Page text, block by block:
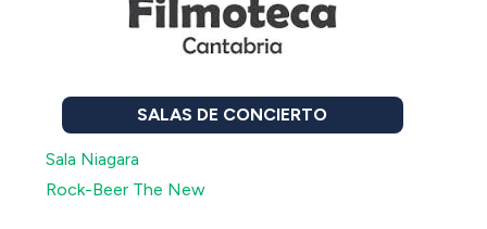
SALAS DE CONCIERTO
Sala Niagara
Rock-Beer The New